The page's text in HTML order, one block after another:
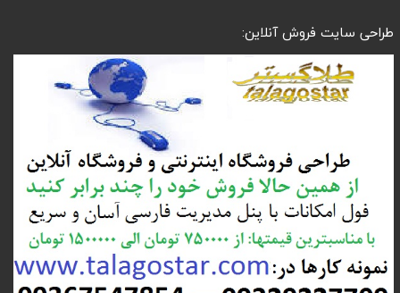
طراحی سایت فروش آنلاین: